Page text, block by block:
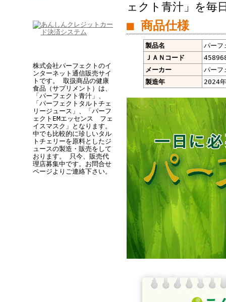
株式会社パーフェクトのイ
ンターネット通信販売サイ
トです。 取扱商品の健康
食品（サプリメント）は、
「パーフェクト青汁」、
「パーフェクトタルトチェ
リージュース」、「パーフ
ェクトEMエッセンス フェ
イスマスク」となります。
中でも比較的に珍しいタル
トチェリーを原料としたジ
ュースの製造・販売をして
おります。 只今、販売代
理店募集中です。お問合せ
ページよりご連絡下さい。
ェクト青汁」を毎
■ 商品仕様
製品名
パーフ
ＪＡＮコード
メーカー
パーフ
製造年
2024年